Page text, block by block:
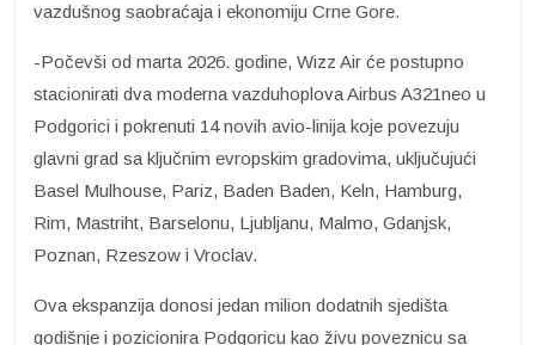
vazdušnog saobraćaja i ekonomiju Crne Gore.
-Počevši od marta 2026. godine, Wizz Air će postupno
stacionirati dva moderna vazduhoplova Airbus A321neo u
Podgorici i pokrenuti 14 novih avio-linija koje povezuju
glavni grad sa ključnim evropskim gradovima, uključujući
Basel Mulhouse, Pariz, Baden Baden, Keln, Hamburg,
Rim, Mastriht, Barselonu, Ljubljanu, Malmo, Gdanjsk,
Poznan, Rzeszow i Vroclav.
Ova ekspanzija donosi jedan milion dodatnih sjedišta
godišnje i pozicionira Podgoricu kao živu poveznicu sa